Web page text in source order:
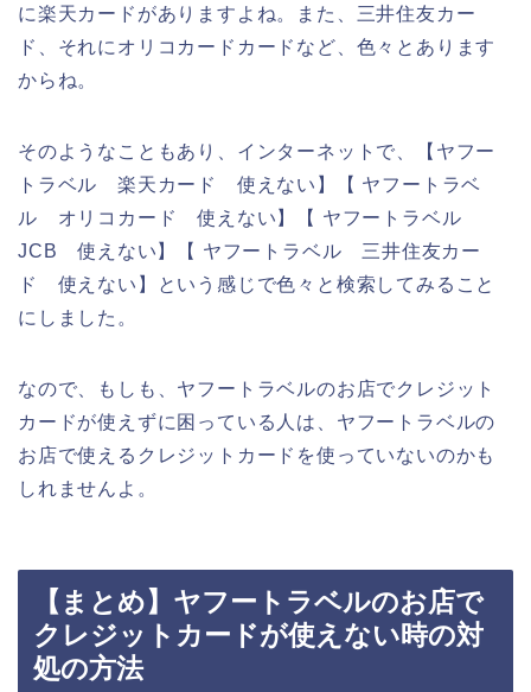
に楽天カードがありますよね。また、三井住友カー
ド、それにオリコカードカードなど、色々とあります
からね。
そのようなこともあり、インターネットで、【ヤフー
トラベル 楽天カード 使えない】【 ヤフートラベ
ル オリコカード 使えない】【 ヤフートラベル
JCB 使えない】【 ヤフートラベル 三井住友カー
ド 使えない】という感じで色々と検索してみること
にしました。
なので、もしも、ヤフートラベルのお店でクレジット
カードが使えずに困っている人は、ヤフートラベルの
お店で使えるクレジットカードを使っていないのかも
しれませんよ。
【まとめ】ヤフートラベルのお店で
クレジットカードが使えない時の対
処の方法